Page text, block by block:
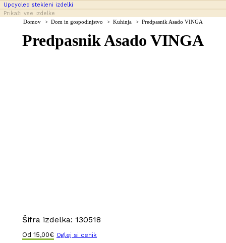
Upcycled stekleni izdelki
Prikaži vse izdelke
You are here:
Domov Dom in gospodinjstvo Kuhinja Predpasnik Asado VINGA
Predpasnik Asado VINGA
Šifra izdelka: 130518
Od 15,00€ Oglej si cenik